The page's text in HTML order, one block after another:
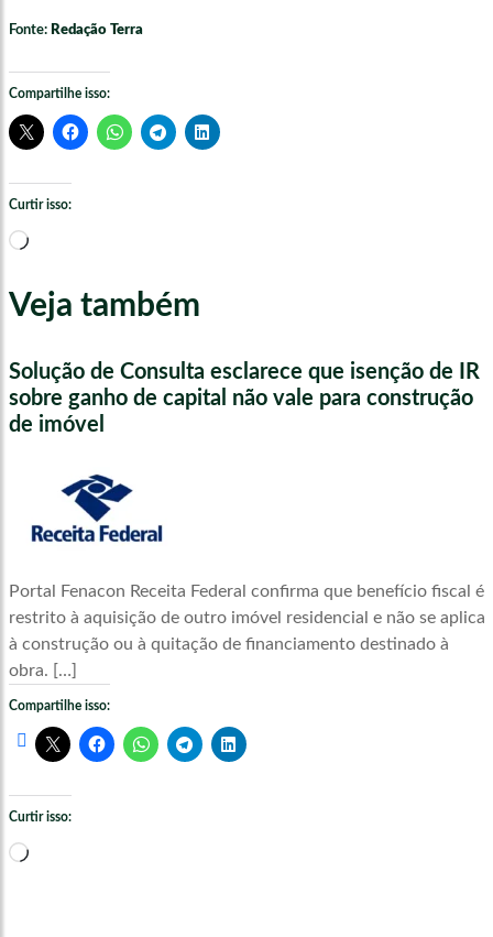
Fonte: Redação Terra
Compartilhe isso:
Curtir isso:
Carregando...
Veja também
Solução de Consulta esclarece que isenção de IR
sobre ganho de capital não vale para construção
de imóvel
Portal Fenacon Receita Federal confirma que benefício fiscal é
restrito à aquisição de outro imóvel residencial e não se aplica
à construção ou à quitação de financiamento destinado à
obra. […]
Compartilhe isso:
Curtir isso:
Carregando...